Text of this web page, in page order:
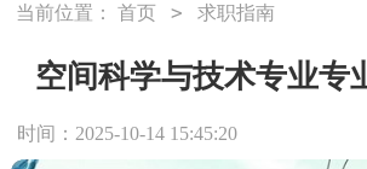
当前位置： 首页 > 求职指南
空间科学与技术专业专
时间：2025-10-14 15:45:20